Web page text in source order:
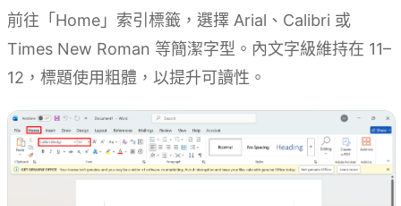
前往「Home」索引標籤，選擇 Arial、Calibri 或
Times New Roman 等簡潔字型。內文字級維持在 11–
12，標題使用粗體，以提升可讀性。